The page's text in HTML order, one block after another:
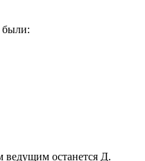
были:
ведущим останется Д.